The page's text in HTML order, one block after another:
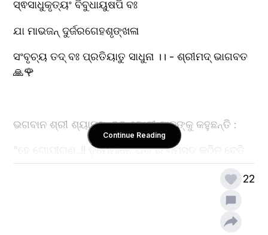
ସ୍ଵସାଧୁକୃତ୍ୟଂ ବିବୁଧାୟୁଷପି ବଃ
ଯା ମାଭଜନ୍ ଦୁର୍ଜରଗେହଶୃଙ୍ଖଳା
ସଂବୃଚ୍ୟ ତଦ୍ ବଃ ପ୍ରତିୟାତୁ ସାଧୁନା ।। - ଶ୍ରୀମଦ୍ ଭାଗବତ
🙏🌹
ଭଗବାନ ଶ୍ରୀ ଶ୍ୟାମସୁନ୍ଦର ଗୋପୀ ମାନଙ୍କୁ କହୁଛନ୍ତି :
"ହେ ଗୋପୀଗଣ..!! ତୁମେମାନେ ଘର ର ସମସ୍ତ କଠିନ ବେଡ଼ି
ପର୍ଯ୍ୟନ୍ତ ପୃଥିବୀରେ ଜୀବନ ଧାରଣ କରି ତୁମ ପ୍ରେମ ର ଋଣ
ଋଣୀ ଅଟେ ଏବଂ ଋଣୀ ରହିବି । ତୁମେମାନେ ମୋତେ ନିଜର
Continue Reading
22